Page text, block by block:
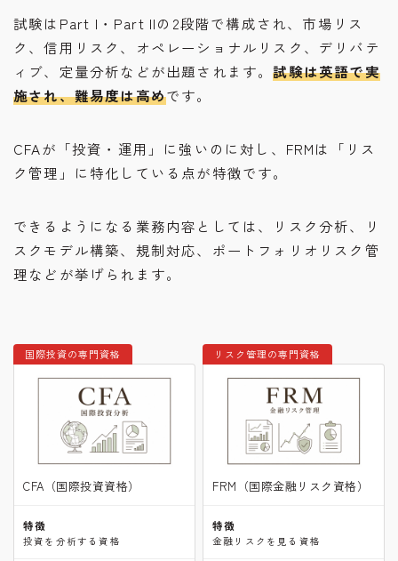
試験はPart I・Part IIの2段階で構成され、市場リス
ク、信用リスク、オペレーショナルリスク、デリバテ
ィブ、定量分析などが出題されます。試験は英語で実
施され、難易度は高めです。
CFAが「投資・運用」に強いのに対し、FRMは「リス
ク管理」に特化している点が特徴です。
できるようになる業務内容としては、リスク分析、リ
スクモデル構築、規制対応、ポートフォリオリスク管
理などが挙げられます。
国際投資の専門資格
CFA（国際投資資格）
特徴
投資を分析する資格
リスク管理の専門資格
FRM（国際金融リスク資格）
特徴
金融リスクを見る資格